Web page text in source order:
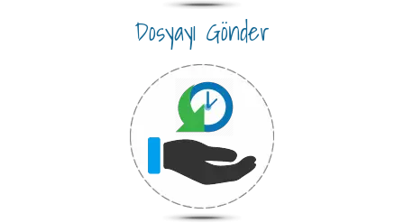
Dosyayı Gönder